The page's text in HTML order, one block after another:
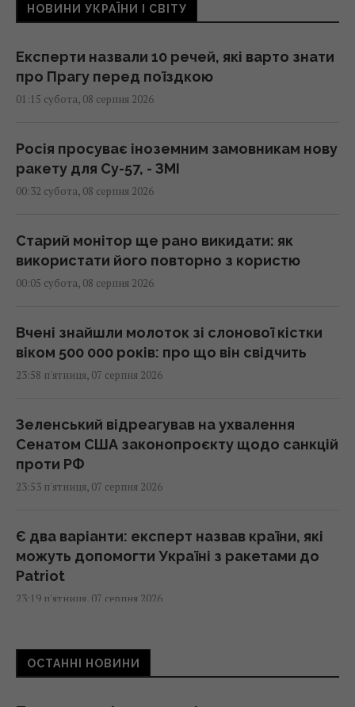
НОВИНИ УКРАЇНИ І СВІТУ
Експерти назвали 10 речей, які варто знати
про Прагу перед поїздкою
01:15 субота, 08 серпня 2026
Росія просуває іноземним замовникам нову
ракету для Су-57, - ЗМІ
00:32 субота, 08 серпня 2026
Старий монітор ще рано викидати: як
використати його повторно з користю
00:05 субота, 08 серпня 2026
Вчені знайшли молоток зі слонової кістки
віком 500 000 років: про що він свідчить
23:58 п'ятниця, 07 серпня 2026
Зеленський відреагував на ухвалення
Сенатом США законопроєкту щодо санкцій
проти РФ
23:53 п'ятниця, 07 серпня 2026
Є два варіанти: експерт назвав країни, які
можуть допомогти Україні з ракетами до
Patriot
23:19 п'ятниця, 07 серпня 2026
Колишньому очільнику МЗС Угорщини може
загрожувати до трьох років ув'язнення, -
ОСТАННІ НОВИНИ